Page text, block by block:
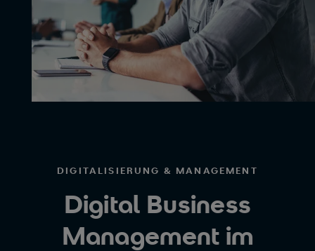
DIGITALISIERUNG & MANAGEMENT
Digital Business
Management im